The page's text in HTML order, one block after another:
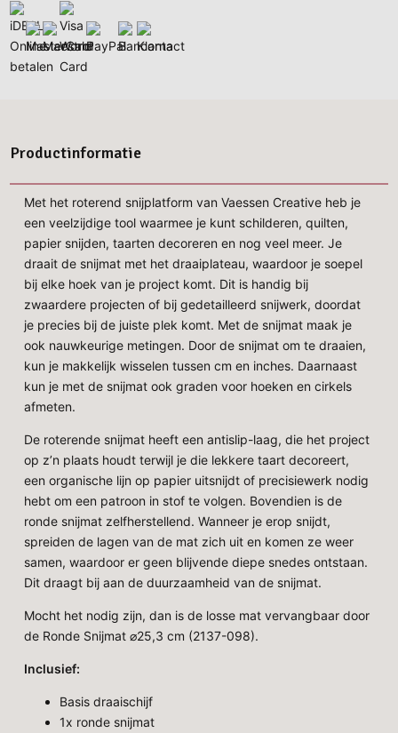
Productinformatie
Met het roterend snijplatform van Vaessen Creative heb je
een veelzijdige tool waarmee je kunt schilderen, quilten,
papier snijden, taarten decoreren en nog veel meer. Je
draait de snijmat met het draaiplateau, waardoor je soepel
bij elke hoek van je project komt. Dit is handig bij
zwaardere projecten of bij gedetailleerd snijwerk, doordat
je precies bij de juiste plek komt. Met de snijmat maak je
ook nauwkeurige metingen. Door de snijmat om te draaien,
kun je makkelijk wisselen tussen cm en inches. Daarnaast
kun je met de snijmat ook graden voor hoeken en cirkels
afmeten.
De roterende snijmat heeft een antislip-laag, die het project
op z’n plaats houdt terwijl je die lekkere taart decoreert,
een organische lijn op papier uitsnijdt of precisiewerk nodig
hebt om een patroon in stof te volgen. Bovendien is de
ronde snijmat zelfherstellend. Wanneer je erop snijdt,
spreiden de lagen van de mat zich uit en komen ze weer
samen, waardoor er geen blijvende diepe snedes ontstaan.
Dit draagt bij aan de duurzaamheid van de snijmat.
Mocht het nodig zijn, dan is de losse mat vervangbaar door
de Ronde Snijmat ⌀25,3 cm (2137-098).
Inclusief:
Basis draaischijf
1x ronde snijmat